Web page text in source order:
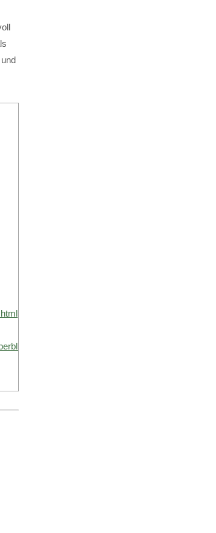
foerderprogramm_im_ueberblick_node.html